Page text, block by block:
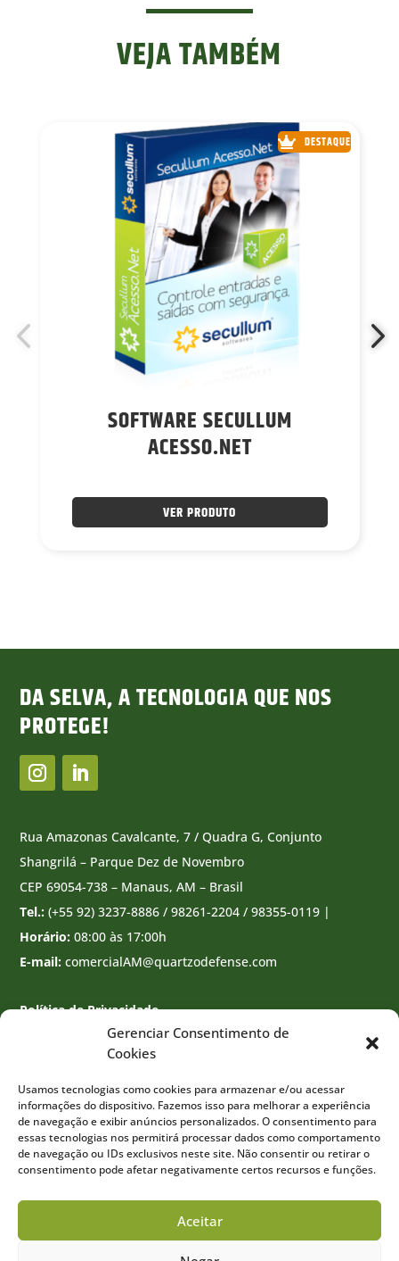
Gerenciar Consentimento de
Cookies
Usamos tecnologias como cookies para armazenar e/ou acessar
informações do dispositivo. Fazemos isso para melhorar a experiência
de navegação e exibir anúncios personalizados. O consentimento para
essas tecnologias nos permitirá processar dados como comportamento
de navegação ou IDs exclusivos neste site. Não consentir ou retirar o
consentimento pode afetar negativamente certos recursos e funções.
Aceitar
VEJA TAMBÉM
DESTAQUE
SOFTWARE SECULLUM
ACESSO.NET
VER PRODUTO
DA SELVA, A TECNOLOGIA QUE NOS
PROTEGE!
Rua Amazonas Cavalcante, 7 / Quadra G, Conjunto
Shangrilá – Parque Dez de Novembro
CEP 69054-738 – Manaus, AM – Brasil
Tel.: (+55 92) 3237-8886 / 98261-2204 / 98355-0119 |
Horário: 08:00 às 17:00h
E-mail: comercialAM@quartzodefense.com
Política de Privacidade